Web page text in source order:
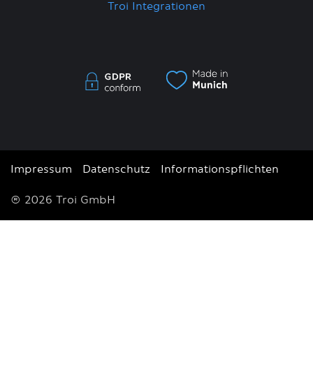
Troi Integrationen
Impressum Datenschutz Informationspflichten
© 2026 Troi GmbH